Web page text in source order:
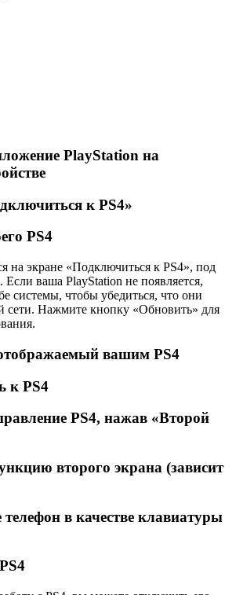
PlayStation на
к PS4»
PS4
на экране «Подключиться к PS4», под
ваша PlayStation не появляется,
системы, чтобы убедиться, что они
сети. Нажмите кнопку «Обновить» для
вашим PS4
к PS4
PS4, нажав «Второй
второго экрана (зависит
телефон в качестве клавиатуры